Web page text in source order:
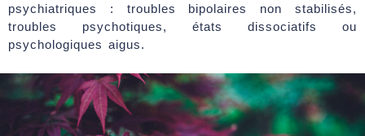
psychiatriques : troubles bipolaires non stabilisés,
troubles psychotiques, états dissociatifs ou
psychologiques aigus.